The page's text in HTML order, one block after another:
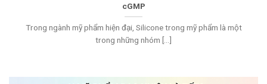
cGMP
Trong ngành mỹ phẩm hiện đại, Silicone trong mỹ phẩm là một
trong những nhóm [...]